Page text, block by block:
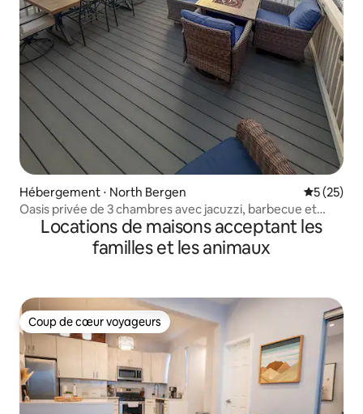
Hébergement ⋅ North Bergen
5 (25)
Oasis privée de 3 chambres avec jacuzzi, barbecue et
transports en commun de New York !
Locations de maisons acceptant les
familles et les animaux
Coup de cœur voyageurs
Coup de cœur voyageurs